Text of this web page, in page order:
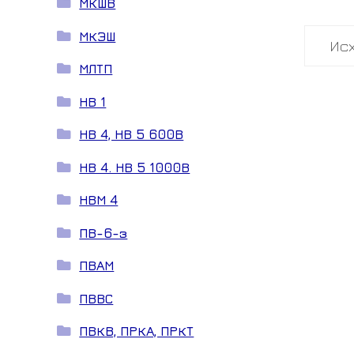
МКЭШ
МЛТП
НВ 1
НВ 4, НВ 5 600В
НВ 4. НВ 5 1000В
НВМ 4
ПВ-6-з
ПВАМ
ПВВС
ПВКВ, ПРКА, ПРКТ